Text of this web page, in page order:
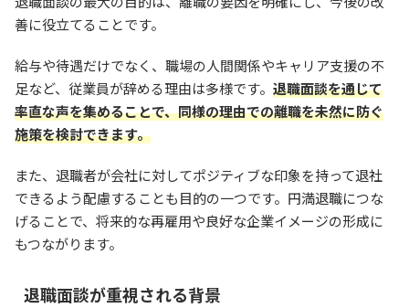
善に役立てることです。
給与や待遇だけでなく、職場の人間関係やキャリア支援の不
足など、従業員が辞める理由は多様です。 退職面談を通じて
率直な声を集めることで、同様の理由での離職を未然に防ぐ
施策を検討できます。
また、退職者が会社に対してポジティブな印象を持って退社
できるよう配慮することも目的の一つです。円満退職につな
げることで、将来的な再雇用や良好な企業イメージの形成に
もつながります。
退職面談が重視される背景